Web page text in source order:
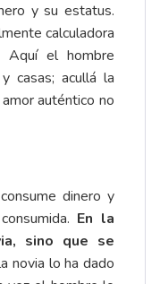
y su estatus.
calculadora
Aquí el hombre
casas; acullá la
auténtico no
dinero y
En la
sino que se
novia lo ha dado